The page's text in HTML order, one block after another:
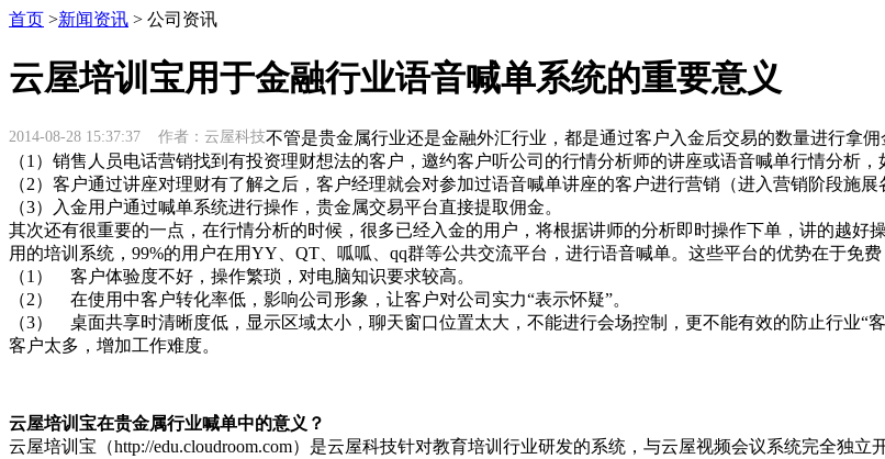
首页 >新闻资讯 > 公司资讯
云屋培训宝用于金融行业语音喊单系统的重要意义
2014-08-28 15:37:37 作者：云屋科技不管是贵金属行业还是金融外汇行业，都是通过客户入金后交易的数量进行拿佣
（1）销售人员电话营销找到有投资理财想法的客户，邀约客户听公司的行情分析师的讲座或语音喊单行情分析，
（2）客户通过讲座对理财有了解之后，客户经理就会对参加过语音喊单讲座的客户进行营销（进入营销阶段施
（3）入金用户通过喊单系统进行操作，贵金属交易平台直接提取佣金。
其次还有很重要的一点，在行情分析的时候，很多已经入金的用户，将根据讲师的分析即时操作下单，讲的越
用的培训系统，99%的用户在用YY、QT、呱呱、qq群等公共交流平台，进行语音喊单。这些平台的优势在于免费
（1） 客户体验度不好，操作繁琐，对电脑知识要求较高。
（2） 在使用中客户转化率低，影响公司形象，让客户对公司实力“表示怀疑”。
（3） 桌面共享时清晰度低，显示区域太小，聊天窗口位置太大，不能进行会场控制，更不能有效的防止行业“
客户太多，增加工作难度。
云屋培训宝在贵金属行业喊单中的意义？
云屋培训宝（http://edu.cloudroom.com）是云屋科技针对教育培训行业研发的系统，与云屋视频会议系统完全独